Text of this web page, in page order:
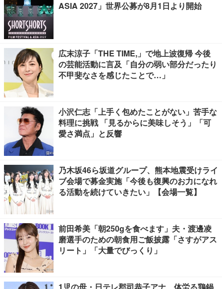
ASIA 2027」世界公募が8月1日より開始
広末涼子「THE TIME,」で地上波復帰 今後
の芸能活動に言及「自分の弱い部分だったり
不甲斐なさを感じたことで…」
小沢仁志「上手く包めたことがない」苦手な
料理に挑戦 「見るからに美味しそう」「可
愛さ満点」と反響
乃木坂46ら坂道グループ、熊本地震受けライ
ブ会場で募金実施「今後も復興のお力になれ
る活動を続けていきたい」【会場一覧】
前田希美「朝250gを食べます」夫・渡邊凌
磨選手のための朝食用ご飯披露「さすがアス
リート」「大量でびっくり」